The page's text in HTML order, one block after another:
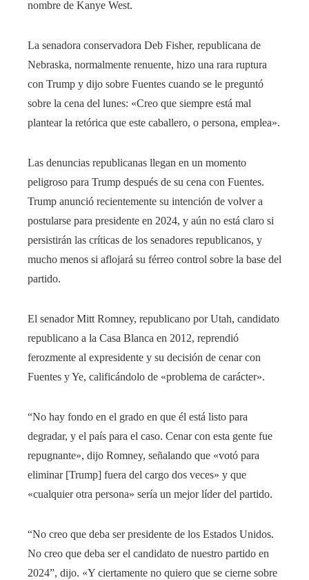
nombre de Kanye West.
La senadora conservadora Deb Fisher, republicana de
Nebraska, normalmente renuente, hizo una rara ruptura
con Trump y dijo sobre Fuentes cuando se le preguntó
sobre la cena del lunes: «Creo que siempre está mal
plantear la retórica que este caballero, o persona, emplea».
Las denuncias republicanas llegan en un momento
peligroso para Trump después de su cena con Fuentes.
Trump anunció recientemente su intención de volver a
postularse para presidente en 2024, y aún no está claro si
persistirán las críticas de los senadores republicanos, y
mucho menos si aflojará su férreo control sobre la base del
partido.
El senador Mitt Romney, republicano por Utah, candidato
republicano a la Casa Blanca en 2012, reprendió
ferozmente al expresidente y su decisión de cenar con
Fuentes y Ye, calificándolo de «problema de carácter».
“No hay fondo en el grado en que él está listo para
degradar, y el país para el caso. Cenar con esta gente fue
repugnante», dijo Romney, señalando que «votó para
eliminar [Trump] fuera del cargo dos veces» y que
«cualquier otra persona» sería un mejor líder del partido.
“No creo que deba ser presidente de los Estados Unidos.
No creo que deba ser el candidato de nuestro partido en
2024”, dijo. «Y ciertamente no quiero que se cierne sobre